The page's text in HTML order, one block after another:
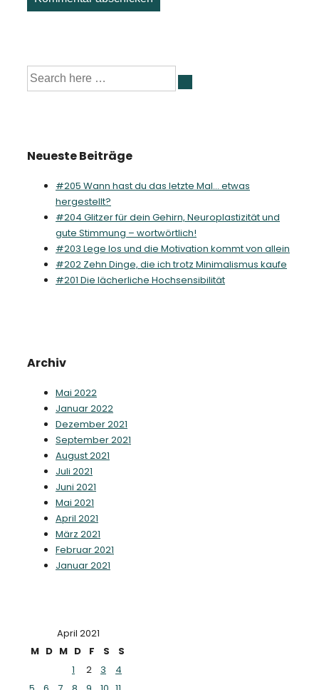
Suche
nach:
Neueste Beiträge
#205 Wann hast du das letzte Mal… etwas
hergestellt?
#204 Glitzer für dein Gehirn, Neuroplastizität und
gute Stimmung – wortwörtlich!
#203 Lege los und die Motivation kommt von allein
#202 Zehn Dinge, die ich trotz Minimalismus kaufe
#201 Die lächerliche Hochsensibilität
Archiv
Mai 2022
Januar 2022
Dezember 2021
September 2021
August 2021
Juli 2021
Juni 2021
Mai 2021
April 2021
März 2021
Februar 2021
Januar 2021
April 2021
M D M D F S
S
1
2 3
4